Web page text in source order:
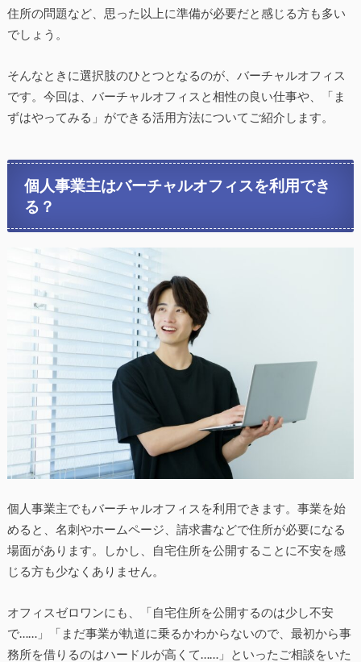
住所の問題など、思った以上に準備が必要だと感じる方も多い
でしょう。
そんなときに選択肢のひとつとなるのが、バーチャルオフィス
です。今回は、バーチャルオフィスと相性の良い仕事や、「ま
ずはやってみる」ができる活用方法についてご紹介します。
個人事業主はバーチャルオフィスを利用でき
る？
個人事業主でもバーチャルオフィスを利用できます。事業を始
めると、名刺やホームページ、請求書などで住所が必要になる
場面があります。しかし、自宅住所を公開することに不安を感
じる方も少なくありません。
オフィスゼロワンにも、「自宅住所を公開するのは少し不安
で……」「まだ事業が軌道に乗るかわからないので、最初から事
務所を借りるのはハードルが高くて……」といったご相談をいた